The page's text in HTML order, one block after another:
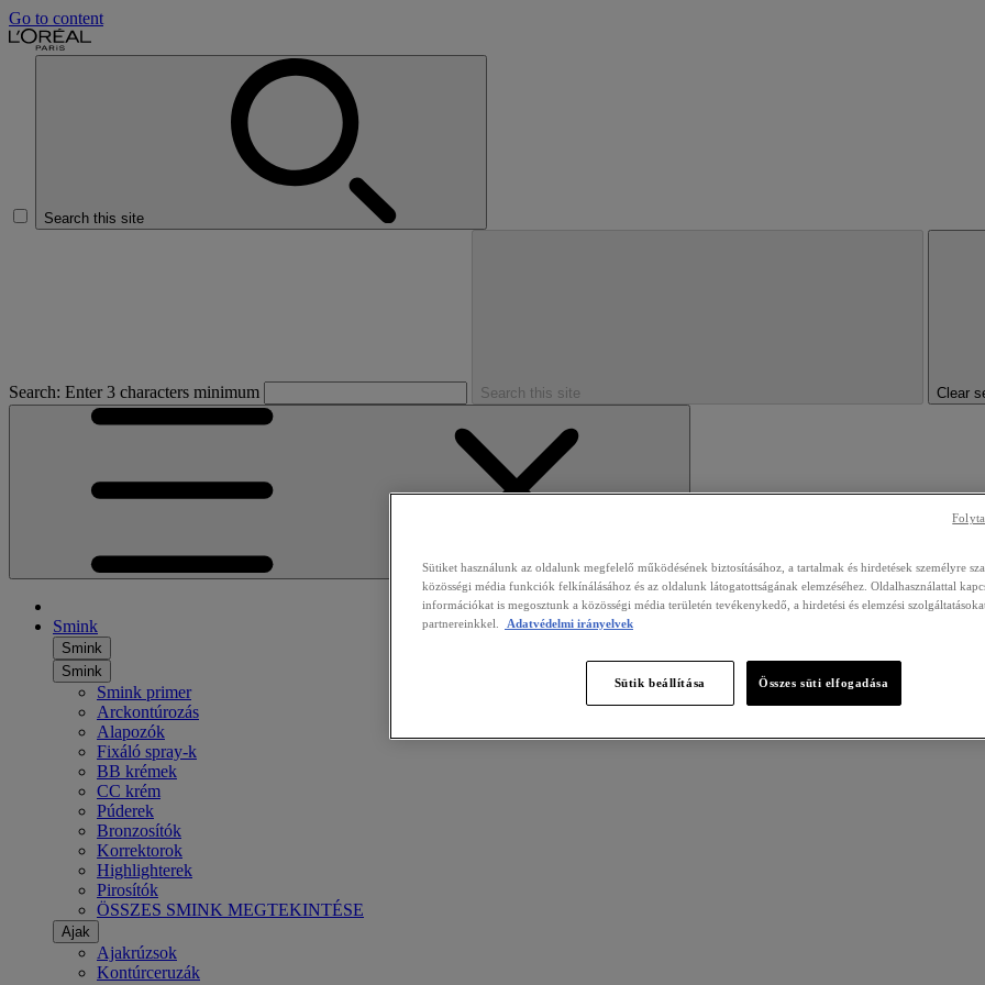
Go to content
Search this site
Search: Enter 3 characters minimum Search this site Clear
Smink
Smink
Smink
Smink primer
Arckontúrozás
Alapozók
Fixáló spray-k
BB krémek
CC krém
Púderek
Bronzosítók
Korrektorok
Highlighterek
Pirosítók
ÖSSZES SMINK MEGTEKINTÉSE
Ajak
Ajakrúzsok
Kontúrceruzák
Sütiket használunk az oldalunk megfelelő működésének biztosításához, a tartalmak és hirdetések személyre
közösségi média funkciók felkínálásához és az oldalunk látogatottságának elemzéséhez. Oldalhasználattal
információkat is megosztunk a közösségi média területén tevékenykedő, a hirdetési és elemzési
partnereinkkel.
Adatvédelmi irányelvek
Sütik beállítása Összes süti elfogadása